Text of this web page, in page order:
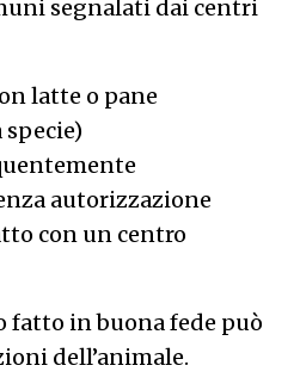
segnalati dai centri
latte o pane
autorizzazione
con un centro
in buona fede può
dell’animale.